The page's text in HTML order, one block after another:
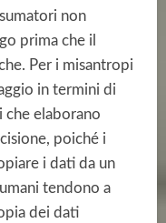
non
prima che il
Per i misantropi
in termini di
che elaborano
poiché i
i dati da un
tendono a
dei dati